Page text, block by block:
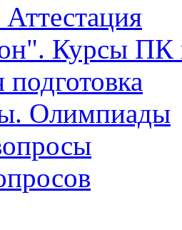
Курсы
подготовка
Олимпиады